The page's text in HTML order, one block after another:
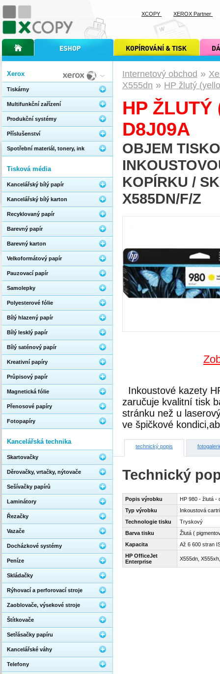
Internetový obchod »
X555dn » HP žlutý
HP ŽLUTÝ
D8J09A
OBJEM
KOPÍRKU /
X585DN/F/Z
Inkoustové kazety
zaručuje kvalitní tisk
stránku než u
ve špičkové
technický popis
Technický
Popis výrobku
HP 980 - žlutá -
Typ výrobku
Inkoustová
Technologie tisku
Tryskový
Barva tisku
Žlutá (
Kapacita
Až 6 600 stran
HP OfficeJet
Enterprise
X555dn,
Xerox
Tiskárny
Multifunkční zařízení
Produkční systémy
Příslušenství
Spotřební materiál, tonery, ink
Tisková média
Kancelářský bílý papír
Kancelářský bílý karton
Recyklovaný papír
Barevný papír
Barevný karton
Velkoformátový papír
Pauzovací papír
Samolepky
Polyesterové fólie
Bílý hlazený papír
Bílý lesklý papír
Bílý saténový papír
Kreativní papíry
Průpisový papír
Magnetická fólie
Přenosové papíry
Fotopapíry
Kancelářská technika
Skartovačky
Děrovačky, vrtačky, nýtovače
Sešívačky papírů
Laminátory
Řezačky
Vazače
Docházkové systémy
Peníze
Skládačky
Rýhovací a perforovací stroje
Zaoblovače, výsekové stroje
Štítkovače
Setřásačky papíru
Kancelářské váhy
Telefony
úvodní stránka xcopyinternetový obchod xcopy kopírování a tisk xcopy dárkové
XCOPY XEROX Partner